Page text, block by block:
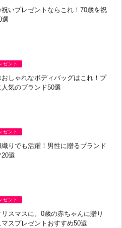
いプレゼントならこれ！70歳を祝
選
ゼント
おしゃれなボディバッグはこれ！プ
人気のブランド50選
ゼント
りでも活躍！男性に贈るブランド
選
ゼント
スマスに。0歳の赤ちゃんに贈り
スプレゼントおすすめ50選